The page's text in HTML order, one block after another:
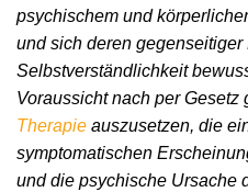
psychischem und
und sich deren
Selbstverständlichkeit
Voraussicht nach per
Therapie auszusetzen, die
symptomatischen
und die psychische Ursache